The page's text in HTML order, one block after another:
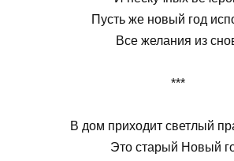
Пусть же новый год
Все желания из
***
В дом приходит светлый
Это старый Новый